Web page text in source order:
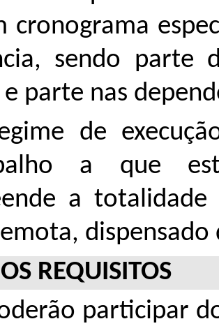
cronograma
sendo parte
parte nas
de
a que
a
REQUISITOS
participar